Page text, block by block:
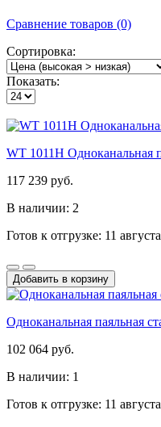
Сравнение товаров (0)
Сортировка:
Показать:
WT 1011H Одноканальная
117 239 руб.
В наличии: 2
Готов к отгрузке: 11
Добавить в корзину
Одноканальная паяльная
102 064 руб.
В наличии: 1
Готов к отгрузке: 11